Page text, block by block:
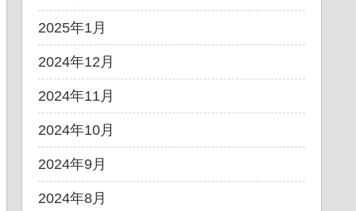
2025年1月
2024年12月
2024年11月
2024年10月
2024年9月
2024年8月